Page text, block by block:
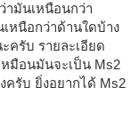
ามันเหนือนกว่า
หนือกว่าด้านใดบ้าง
ครับ รายละเอียด
มือนมันจะเป็น Ms2
ครับ ยิ่งอยากได้ Ms2